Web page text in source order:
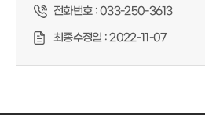
전화번호 :033-250-3613
최종수정일 :2022-11-07